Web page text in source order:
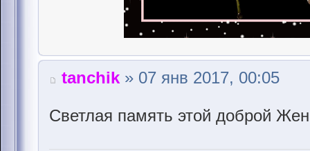
tanchik » 07 янв 2017, 00:05
Светлая память этой доброй